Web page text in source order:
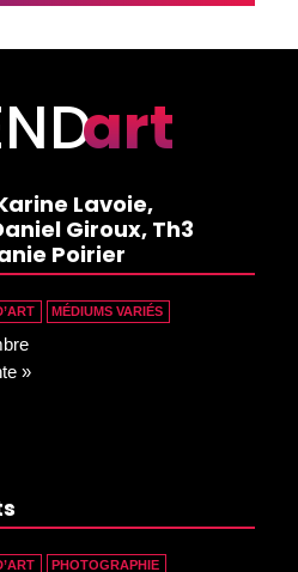
art
Lavoie,
Giroux, Th3
Poirier
MÉDIUMS VARIÉS
»
PHOTOGRAPHIE